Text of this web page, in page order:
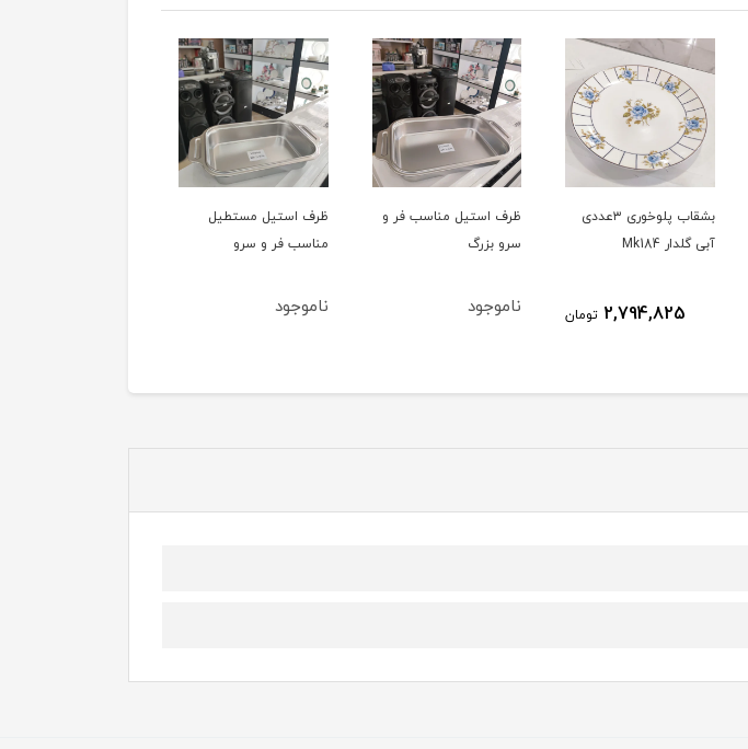
بشقاب پلوخوری ۳عددی
آبی گلدار Mk184
2,794,825 تومان
ظرف استیل مناسب فر و
سرو بزرگ
ناموجود
ظرف استیل مستطیل
مناسب فر و سرو
ناموجود